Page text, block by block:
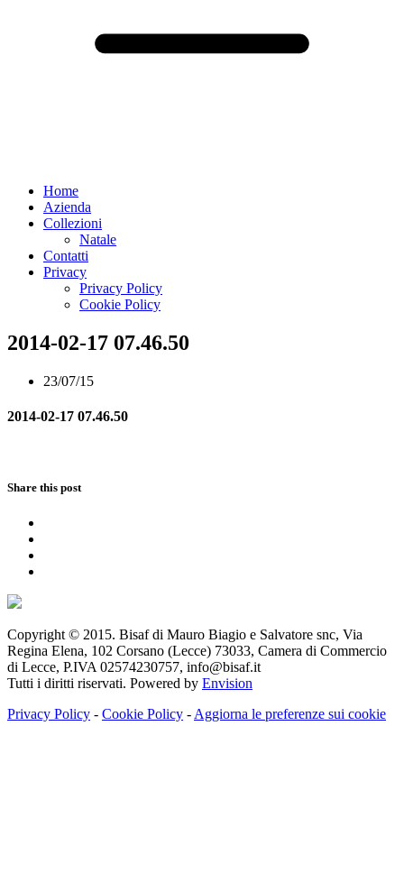
Home
Azienda
Collezioni
Natale
Contatti
Privacy
Privacy Policy
Cookie Policy
2014-02-17 07.46.50
23/07/15
2014-02-17 07.46.50
Share this post
Copyright © 2015. Bisaf di Mauro Biagio e Salvatore snc, Via
Regina Elena, 102 Corsano (Lecce) 73033, Camera di Commercio
di Lecce, P.IVA 02574230757, info@bisaf.it
Tutti i diritti riservati. Powered by Envision
Privacy Policy - Cookie Policy - Aggiorna le preferenze sui cookie